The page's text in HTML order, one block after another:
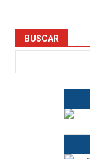
BUSCAR